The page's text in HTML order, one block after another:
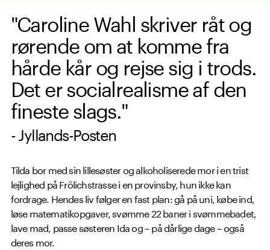
"Caroline Wahl skriver råt og
rørende om at komme fra
hårde kår og rejse sig i trods.
Det er socialrealisme af den
fineste slags."
- Jyllands-Posten
Tilda bor med sin lillesøster og alkoholiserede mor i en trist
lejlighed på Frölichstrasse i en provinsby, hun ikke kan
fordrage. Hendes liv følger en fast plan: gå på uni, købe ind,
løse matematikopgaver, svømme 22 baner i svømmebadet,
lave mad, passe søsteren Ida og – på dårlige dage – også
deres mor.